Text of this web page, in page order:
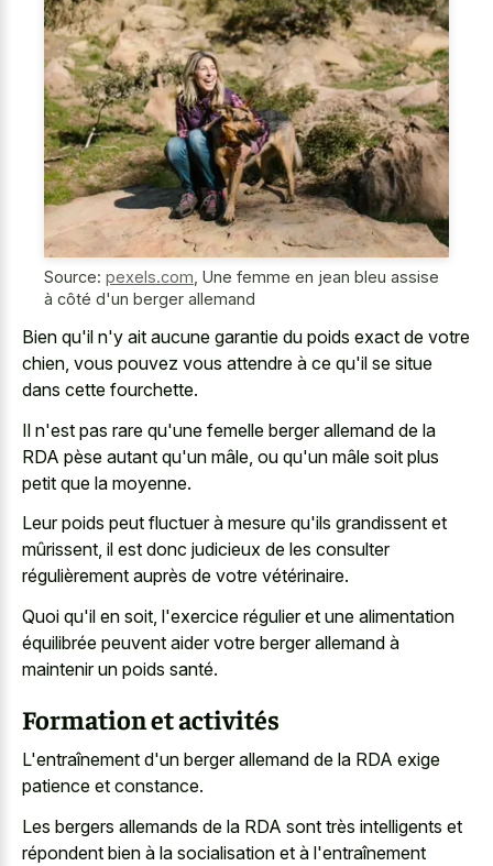
Source: pexels.com Une femme en jean bleu assise
à côté d'un berger allemand
Bien qu'il n'y ait aucune garantie du poids exact de votre
chien, vous pouvez vous attendre à ce qu'il se situe
dans cette fourchette.
Il n'est pas rare qu'une femelle berger allemand de la
RDA pèse autant qu'un mâle, ou qu'un mâle soit plus
petit que la moyenne.
Leur poids peut fluctuer à mesure qu'ils grandissent et
mûrissent, il est donc judicieux de les consulter
régulièrement auprès de votre vétérinaire.
Quoi qu'il en soit, l'exercice régulier et une alimentation
équilibrée peuvent aider votre berger allemand à
maintenir un poids santé.
Formation et activités
L'entraînement d'un berger allemand de la RDA exige
patience et constance.
Les bergers allemands de la RDA sont très intelligents et
répondent bien à la socialisation et à l'entraînement